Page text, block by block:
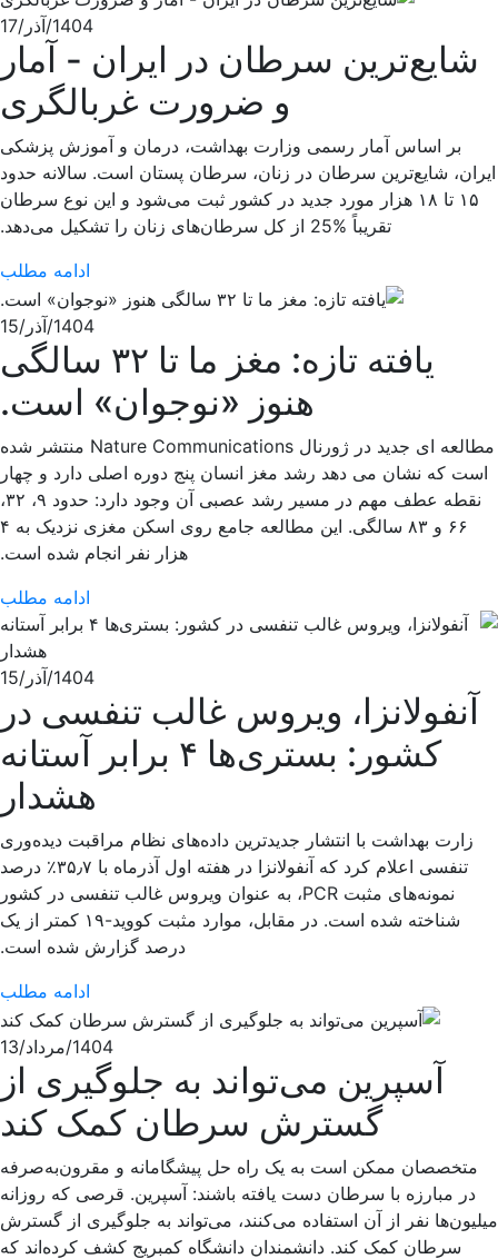
1404/آذر/17
شایع‌ترین سرطان در ایران - آمار
و ضرورت غربالگری
بر اساس آمار رسمی وزارت بهداشت، درمان و آموزش پزشکی
ایران، شایع‌ترین سرطان در زنان، سرطان پستان است. سالانه حدود
۱۵ تا ۱۸ هزار مورد جدید در کشور ثبت می‌شود و این نوع سرطان
تقریباً %25 از کل سرطان‌های زنان را تشکیل می‌دهد.
ادامه مطلب
1404/آذر/15
یافته تازه: مغز ما تا ۳۲ سالگی
هنوز «نوجوان» است.
مطالعه ای جدید در ژورنال Nature Communications منتشر شده
است که نشان می دهد رشد مغز انسان پنج دوره اصلی دارد و چهار
نقطه عطف مهم در مسیر رشد عصبی آن وجود دارد: حدود ۹، ۳۲،
۶۶ و ۸۳ سالگی. این مطالعه جامع روی اسکن مغزی نزدیک به ۴
هزار نفر انجام شده است.
ادامه مطلب
1404/آذر/15
آنفولانزا، ویروس غالب تنفسی در
کشور: بستری‌ها ۴ برابر آستانه
هشدار
زارت بهداشت با انتشار جدیدترین داده‌های نظام مراقبت دیده‌وری
تنفسی اعلام کرد که آنفولانزا در هفته اول آذرماه با ۳۵٫۷٪ درصد
نمونه‌های مثبت PCR، به عنوان ویروس غالب تنفسی در کشور
شناخته شده است. در مقابل، موارد مثبت کووید-۱۹ کمتر از یک
درصد گزارش شده است.
ادامه مطلب
1404/مرداد/13
آسپرین می‌تواند به جلوگیری از
گسترش سرطان کمک کند
متخصصان ممکن است به یک راه حل پیشگامانه و مقرون‌به‌صرفه
در مبارزه با سرطان دست یافته باشند: آسپرین. قرصی که روزانه
میلیون‌ها نفر از آن استفاده می‌کنند، می‌تواند به جلوگیری از گسترش
سرطان کمک کند. دانشمندان دانشگاه کمبریج کشف کرده‌اند که